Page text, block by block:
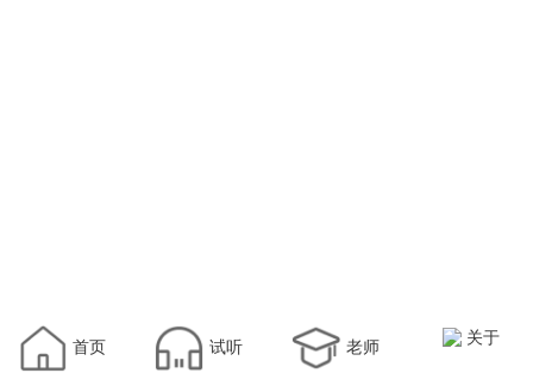
首页 试听 老师 关于